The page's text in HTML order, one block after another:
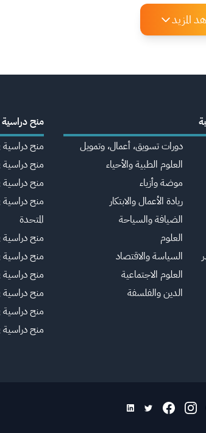
المزيد
دورات تسويق، أعمال، وتمويل
العلوم الطبية والأحياء
موضة وأزياء
ريادة الأعمال والابتكار
الضيافة والسياحة
العلوم
السياسة والاقتصاد
العلوم الاجتماعية
الدين والفلسفة
منح
منح دراسية
منح دراسية
منح دراسية
منح دراسية
المتحدة
منح دراسية
منح
منح دراسية
منح دراسية
منح
منح دراسية